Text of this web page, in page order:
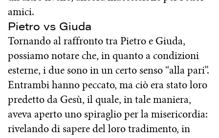
amici.
Pietro vs Giuda
Tornando al raffronto tra Pietro e Giuda,
possiamo notare che, in quanto a condizioni
esterne, i due sono in un certo senso “alla pari”.
Entrambi hanno peccato, ma ciò era stato loro
predetto da Gesù, il quale, in tale maniera,
aveva aperto uno spiraglio per la misericordia:
rivelando di sapere del loro tradimento, in